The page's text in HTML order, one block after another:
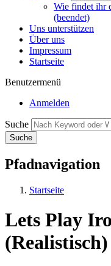
Wie findet ihr
(beendet)
Uns unterstützen
Über uns
Impressum
Startseite
Benutzermenü
Anmelden
Suche
Pfadnavigation
Startseite
Lets Play